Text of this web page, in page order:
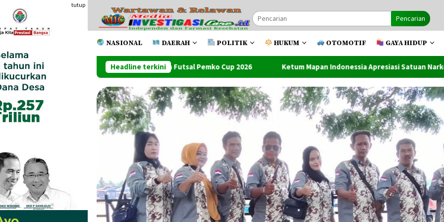
konten
tutup
Pencarian
NASIONAL DAERAH POLITIK HUKUM OTOMOTIF GAYA HIDUP
Headline terkini
Juara Pada Turnamen Futsal Pemko Cup 2026 Ketum Mapan Indonessia Apresiasi Satuan Narkoba Polres Metro Bekadi